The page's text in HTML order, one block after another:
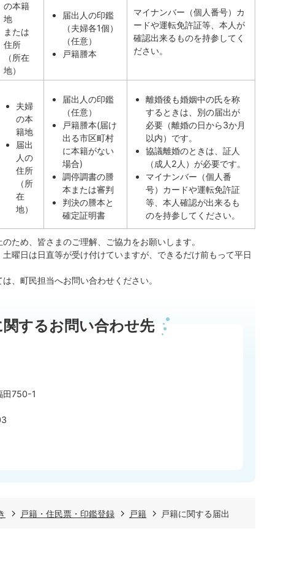
の本籍
地
または
住所
（所在
地）
届出人の印鑑
（夫婦各1個）
（任意）
戸籍謄本
マイナンバー（個人番号）カ
ードや運転免許証等、本人が
確認出来るものを持参してく
ださい。
夫婦
の本
籍地
届出
人の
住所
（所
在
地）
届出人の印鑑
（任意）
戸籍謄本(届け
出る市区町村
に本籍がない
場合)
調停調書の謄
本または審判
判決の謄本と
確定証明書
離婚後も婚姻中の氏を称
するときは、別の届出が
必要（離婚の日から3か月
以内）です。
協議離婚のときは、証人
（成人2人）が必要です。
マイナンバー（個人番
号）カードや運転免許証
等、本人確認が出来るも
のを持参してください。
ため、皆さまのご理解、ご協力をお願いします。
曜日は日直等が受け付けていますが、できるだけ前もって平日
、町民担当へお問い合わせください。
するお問い合わせ先
田750-1
戸籍・住民票・印鑑登録 戸籍 戸籍に関する届出